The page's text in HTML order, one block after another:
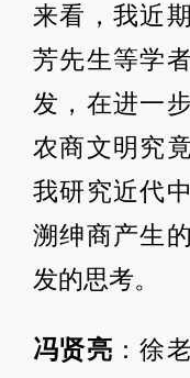
来看，我近
芳先生等学
发，在进一
农商文明究
我研究近代
溯绅商产生
发的思考。
冯贤亮 ：徐